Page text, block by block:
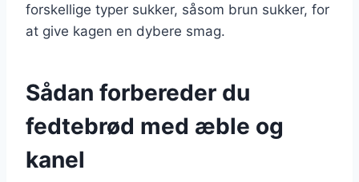
forskellige typer sukker, såsom brun sukker, for
at give kagen en dybere smag.
Sådan forbereder du
fedtebrød med æble og
kanel